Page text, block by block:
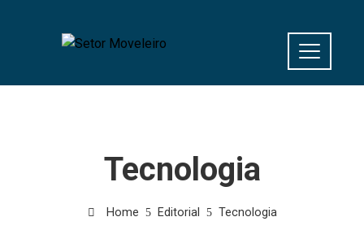
Tecnologia
Home Editorial Tecnologia